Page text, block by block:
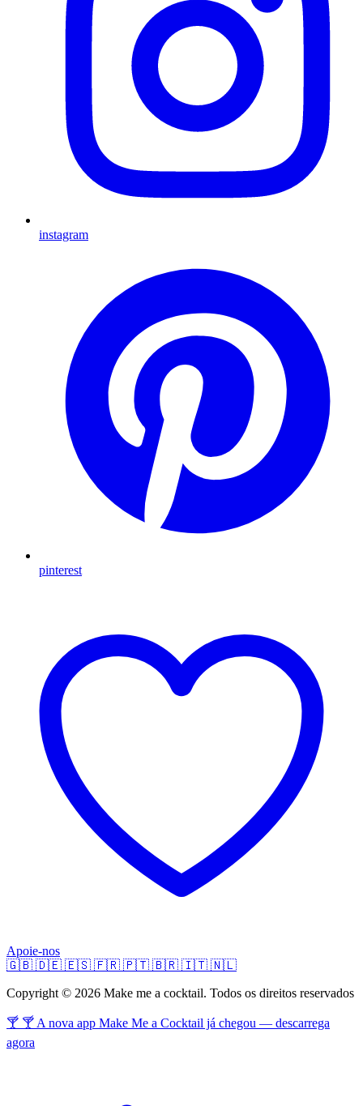
instagram
pinterest
Apoie-nos
🇬🇧 🇩🇪 🇪🇸 🇫🇷 🇵🇹 🇧🇷 🇮🇹 🇳🇱
Copyright © 2026 Make me a cocktail. Todos os direitos reservados
🍸 🍸 A nova app Make Me a Cocktail já chegou — descarrega
agora